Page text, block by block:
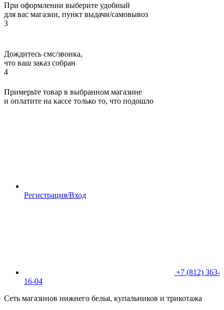
При оформлении выберите удобный
для вас магазин, пункт выдачи/самовывоз
3
Дождитесь смс/звонка,
что ваш заказ собран
4
Примерьте товар в выбранном магазине
и оплатите на кассе только то, что подошло
Регистрация/Вход
+7 (812) 363-
16-04
Сеть магазинов нижнего белья, купальников и трикотажа